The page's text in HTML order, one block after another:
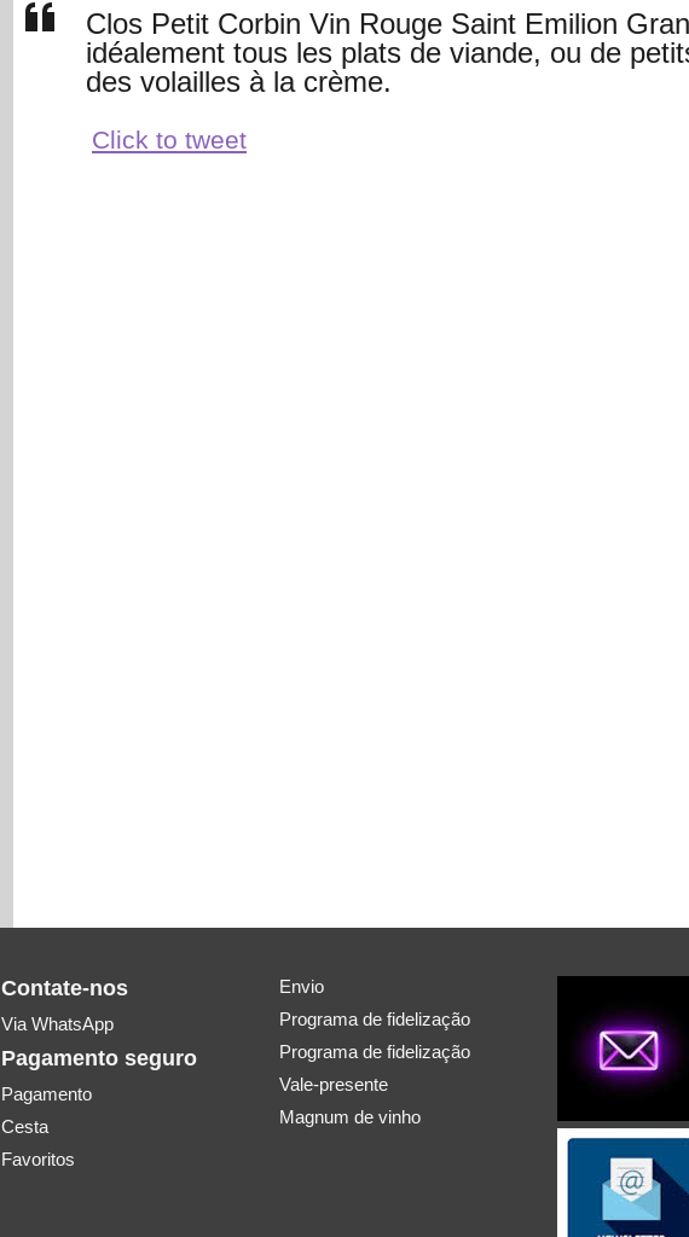
Clos Petit Corbin Vin Rouge Saint Emilion
idéalement tous les plats de viande, ou de
des volailles à la crème.
Click to tweet
Contate-nos
Via WhatsApp
Pagamento seguro
Pagamento
Cesta
Favoritos
Envio
Programa de fidelização
Programa de fidelização
Vale-presente
Magnum de vinho